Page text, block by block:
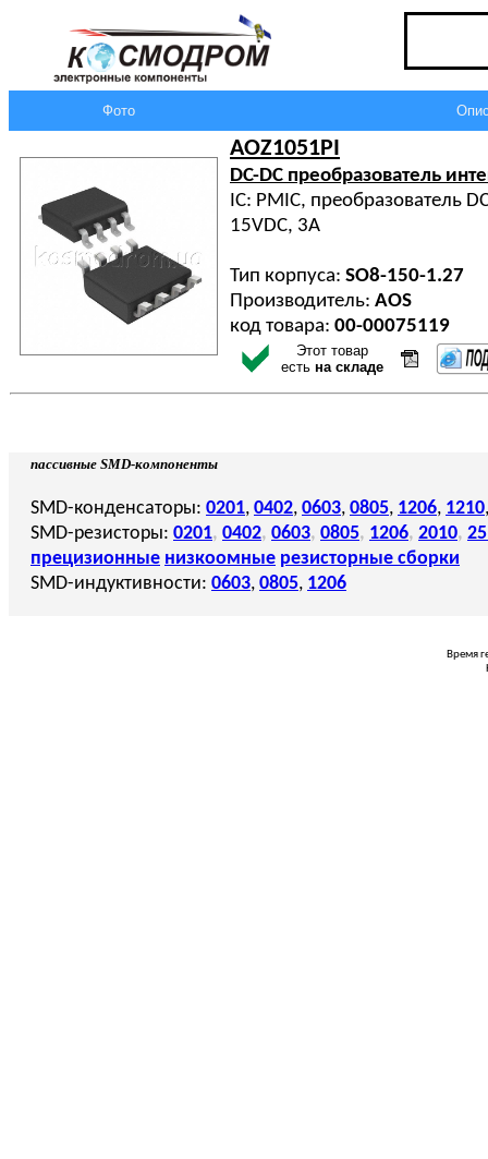
Фото
AOZ1051PI
DC-DC преобразователь
IC: PMIC, преобразователь
15VDC, 3А
Тип корпуса: SO8-150-1.27
Производитель: AOS
код товара: 00-00075119
Этот товар
есть на складе
пассивные SMD-компоненты
SMD-конденсаторы: 0201, 0402, 0603, 0805, 1206, 1210,
SMD-резисторы: 0201, 0402, 0603, 0805, 1206, 2010,
прецизионные низкоомные резисторные сборки
SMD-индуктивности: 0603, 0805, 1206
Время